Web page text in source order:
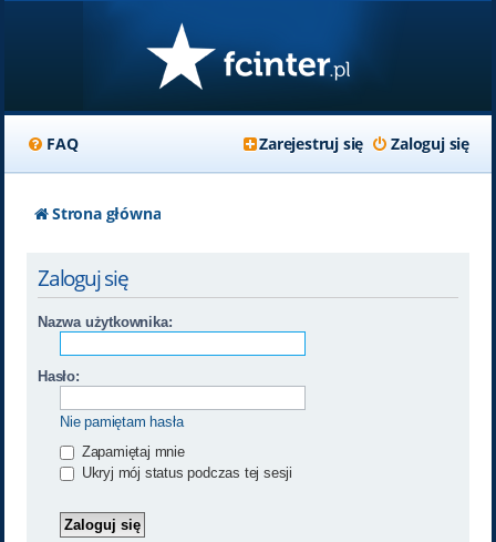
FAQ Zaloguj się
Zarejestruj się
Strona główna
Zaloguj się
Nazwa użytkownika:
Hasło:
Nie pamiętam hasła
Zapamiętaj mnie
Ukryj mój status podczas tej sesji